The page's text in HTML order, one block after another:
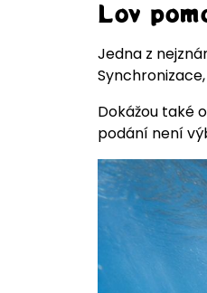
Lov
Jedna z
Dokážou také
podání není